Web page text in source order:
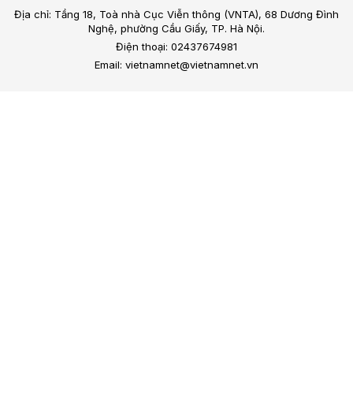
Địa chỉ: Tầng 18, Toà nhà Cục Viễn thông (VNTA), 68 Dương Đình
Nghệ, phường Cầu Giấy, TP. Hà Nội.
Điện thoại: 02437674981
Email: vietnamnet@vietnamnet.vn